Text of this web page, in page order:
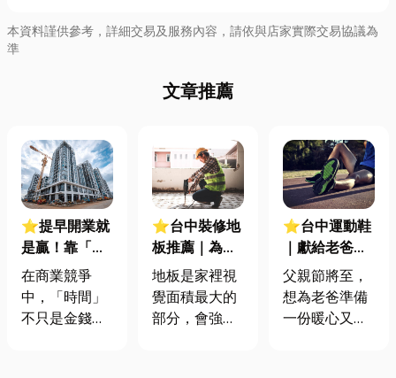
本資料謹供參考，詳細交易及服務內容，請依與店家實際交易協議為
準
文章推薦
⭐提早開業就
是贏！靠「預
鑄工法」省下
百萬利息，地
主與連鎖品牌
在商業競爭
中，「時間」
不只是金錢，
⭐台中裝修地
板推薦｜為新
家挑地板煩
惱？裝修重點
讓你輕鬆選對
地板是家裡視
覺面積最大的
部分，會強烈
⭐台中運動鞋
｜獻給老爸的
神隊友：父親
節台中運動鞋
選購攻略！
父親節將至，
想為老爸準備
一份暖心又實